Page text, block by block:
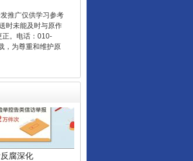
推广仅供学习参考
时未能及时与原作
正。电话：010-
，为尊重和维护原
腐深化